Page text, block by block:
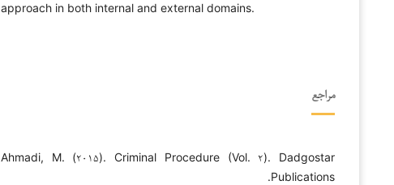
approach in both internal and external domains.
مراجع
Ahmadi, M. (۲۰۱۵). Criminal Procedure (Vol. ۲). Dadgostar
Publications.